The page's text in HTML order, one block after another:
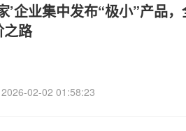
’企业集中发布“极小”产品
之路
2026-02-02 01:58:23